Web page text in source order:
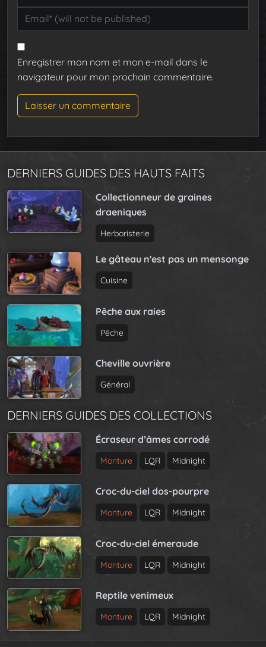
Enregistrer mon nom et mon e-mail dans le
navigateur pour mon prochain commentaire.
DERNIERS GUIDES DES HAUTS FAITS
Collectionneur de graines
draeniques
Herboristerie
Le gâteau n'est pas un mensonge
Cuisine
Pêche aux raies
Pêche
Cheville ouvrière
Général
DERNIERS GUIDES DES COLLECTIONS
Écraseur d’âmes corrodé
Monture LQR Midnight
Croc-du-ciel dos-pourpre
Monture LQR Midnight
Croc-du-ciel émeraude
Monture LQR Midnight
Reptile venimeux
Monture LQR Midnight